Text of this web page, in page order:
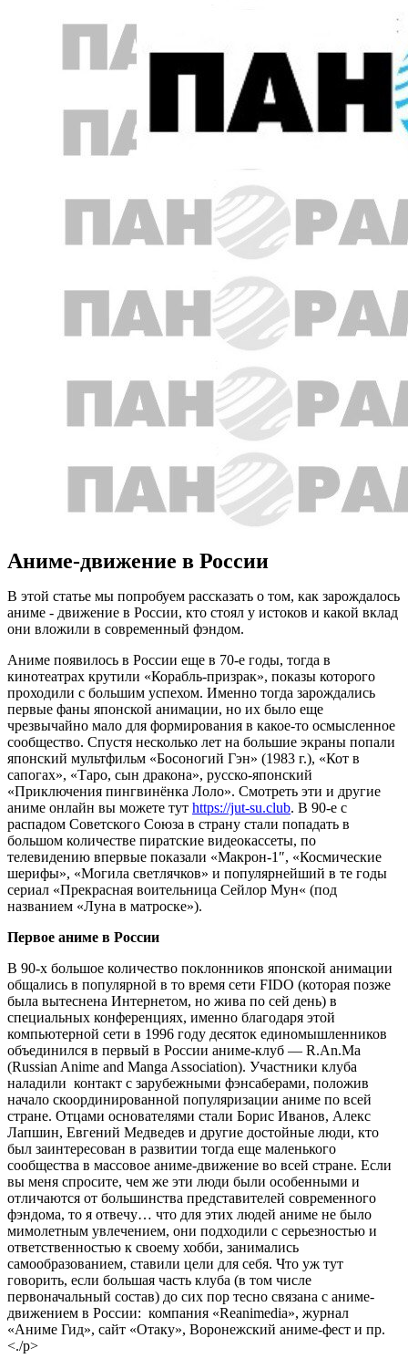
Аниме-движение в России
В этой статье мы попробуем рассказать о том, как зарождалось
аниме - движение в России, кто стоял у истоков и какой вклад
они вложили в современный фэндом.
Аниме появилось в России еще в 70-е годы, тогда в
кинотеатрах крутили «Корабль-призрак», показы которого
проходили с большим успехом. Именно тогда зарождались
первые фаны японской анимации, но их было еще
чрезвычайно мало для формирования в какое-то осмысленное
сообщество. Спустя несколько лет на большие экраны попали
японский мультфильм «Босоногий Гэн» (1983 г.), «Кот в
сапогах», «Таро, сын дракона», русско-японский
«Приключения пингвинёнка Лоло». Смотреть эти и другие
аниме онлайн вы можете тут https://jut-su.club. В 90-е с
распадом Советского Союза в страну стали попадать в
большом количестве пиратские видеокассеты, по
телевидению впервые показали «Макрон-1″, «Космические
шерифы», «Могила светлячков» и популярнейший в те годы
сериал «Прекрасная воительница Сейлор Мун« (под
названием «Луна в матроске»).
Первое аниме в России
В 90-х большое количество поклонников японской анимации
общались в популярной в то время сети FIDO (которая позже
была вытеснена Интернетом, но жива по сей день) в
специальных конференциях, именно благодаря этой
компьютерной сети в 1996 году десяток единомышленников
объединился в первый в России аниме-клуб — R.An.Ma
(Russian Anime and Manga Association). Участники клуба
наладили контакт с зарубежными фэнсаберами, положив
начало скоординированной популяризации аниме по всей
стране. Отцами основателями стали Борис Иванов, Алекс
Лапшин, Евгений Медведев и другие достойные люди, кто
был заинтересован в развитии тогда еще маленького
сообщества в массовое аниме-движение во всей стране. Если
вы меня спросите, чем же эти люди были особенными и
отличаются от большинства представителей современного
фэндома, то я отвечу… что для этих людей аниме не было
мимолетным увлечением, они подходили с серьезностью и
ответственностью к своему хобби, занимались
самообразованием, ставили цели для себя. Что уж тут
говорить, если большая часть клуба (в том числе
первоначальный состав) до сих пор тесно связана с аниме-
движением в России: компания «Reanimedia», журнал
«Аниме Гид», сайт «Отаку», Воронежский аниме-фест и пр.
<./p>